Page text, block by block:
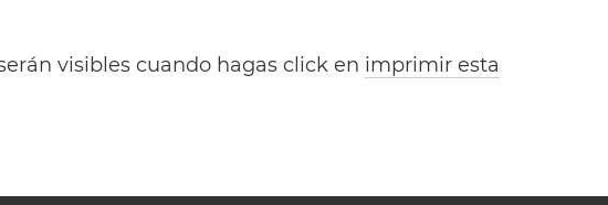
visibles cuando hagas click en imprimir esta